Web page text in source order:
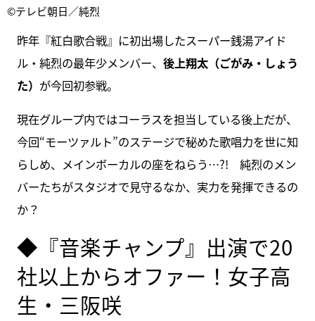
©テレビ朝日／純烈
昨年『紅白歌合戦』に初出場したスーパー銭湯アイド
ル・純烈の最年少メンバー、 後上翔太（ごがみ・しょう
た） が今回初参戦。
現在グループ内ではコーラスを担当している後上だが、
今回“モーツァルト”のステージで秘めた歌唱力を世に知
らしめ、メインボーカルの座をねらう…?! 純烈のメン
バーたちがスタジオで見守るなか、実力を発揮できるの
か？
◆『音楽チャンプ』出演で20
社以上からオファー！女子高
生・三阪咲